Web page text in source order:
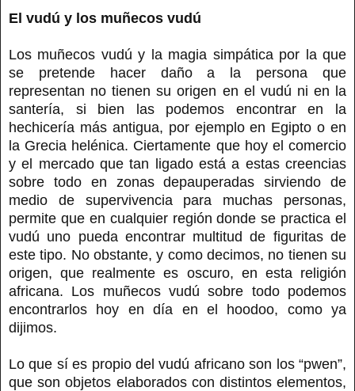
El vudú y los muñecos vudú
Los muñecos vudú y la magia simpática por la que
se pretende hacer daño a la persona que
representan no tienen su origen en el vudú ni en la
santería, si bien las podemos encontrar en la
hechicería más antigua, por ejemplo en Egipto o en
la Grecia helénica. Ciertamente que hoy el comercio
y el mercado que tan ligado está a estas creencias
sobre todo en zonas depauperadas sirviendo de
medio de supervivencia para muchas personas,
permite que en cualquier región donde se practica el
vudú uno pueda encontrar multitud de figuritas de
este tipo. No obstante, y como decimos, no tienen su
origen, que realmente es oscuro, en esta religión
africana. Los muñecos vudú sobre todo podemos
encontrarlos hoy en día en el hoodoo, como ya
dijimos.
Lo que sí es propio del vudú africano son los “pwen”,
que son objetos elaborados con distintos elementos,